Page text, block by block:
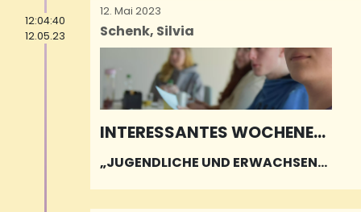
12:04:40
12.05.23
12. Mai 2023
Schenk, Silvia
INTERESSANTES WOCHENEN
„JUGENDLICHE UND ERWACHSENE
ARUM EIGENTLICH?